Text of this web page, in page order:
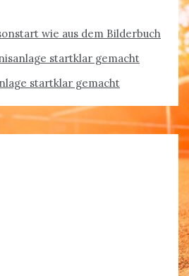
wie aus dem Bilderbuch
startklar gemacht
startklar gemacht